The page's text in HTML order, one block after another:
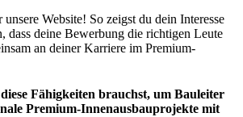
Website! So zeigst du dein Interesse
dass deine Bewerbung die richtigen Leute
an deiner Karriere im Premium-
Fähigkeiten brauchst, um Bauleiter
Premium-Innenausbauprojekte mit